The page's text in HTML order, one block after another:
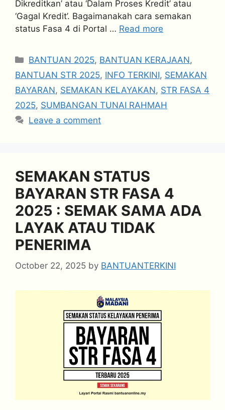
Dikreditkan’ atau ‘Dalam Proses Kredit’ atau
‘Gagal Kredit’. Bagaimanakah cara semakan
status Fasa 4 di Portal … Read more
Categories
BANTUAN 2025, BANTUAN KERAJAAN,
BANTUAN STR 2025, INFO TERKINI, SEMAKAN
BAYARAN, SEMAKAN KELAYAKAN, STR FASA 4
2025, SUMBANGAN TUNAI RAHMAH
Leave a comment
SEMAKAN STATUS
BAYARAN STR FASA 4
2025 : SEMAK SAMA ADA
LAYAK ATAU TIDAK
PENERIMA
October 22, 2025 by BANTUANTERKINI